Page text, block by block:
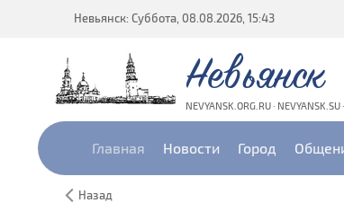
Невьянск: Суббота, 08.08.2026, 15:43
Невьянск
NEVYANSK.ORG.RU · NEVYANSK.SU
Главная Новости Город
Назад